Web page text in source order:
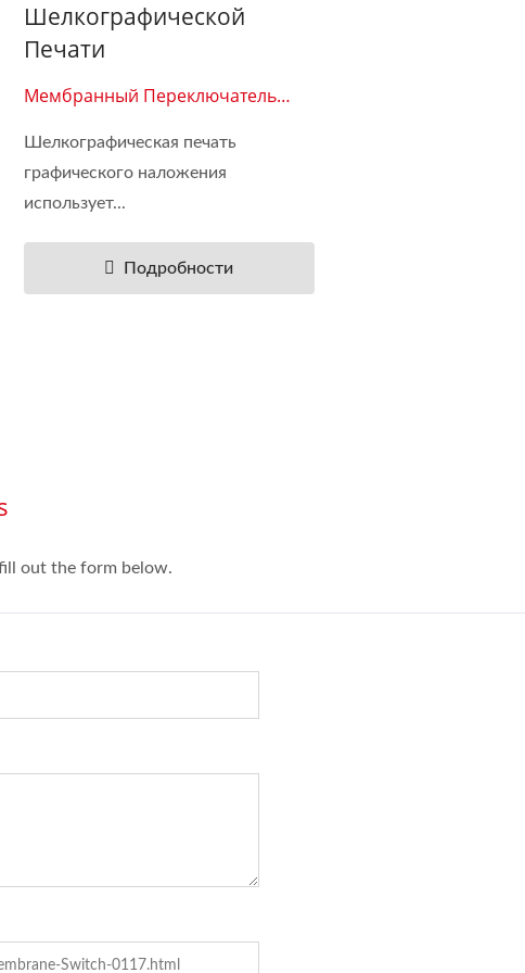
Шелкографической
Печати
Мембранный Переключатель
Шелкографическая печать
графического наложения
использует...
Подробности